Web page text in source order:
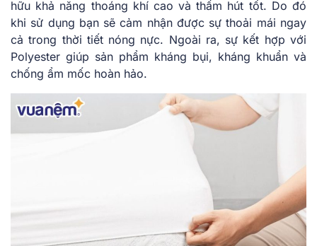
hữu khả năng thoáng khí cao và thấm hút tốt. Do đó
khi sử dụng bạn sẽ cảm nhận được sự thoải mái ngay
cả trong thời tiết nóng nực. Ngoài ra, sự kết hợp với
Polyester giúp sản phẩm kháng bụi, kháng khuẩn và
chống ẩm mốc hoàn hảo.